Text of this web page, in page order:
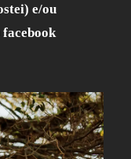
e/ou
facebook